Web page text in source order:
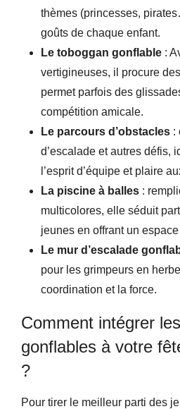
thèmes (princesses,
goûts de chaque enfant.
Le toboggan gonflable :
vertigineuses, il procure
permet parfois des
compétition amicale.
Le parcours d’obstacles :
d’escalade et autres défis,
l’esprit d’équipe et plaire
La piscine à balles :
multicolores, elle séduit
jeunes en offrant un
Le mur d’escalade
pour les grimpeurs en
coordination et la force.
Comment intégrer
gonflables à votre
?
Pour tirer le meilleur parti des